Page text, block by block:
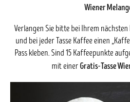
Wiener
Verlangen Sie bitte bei Ihrem nächsten
und bei jeder Tasse Kaffee einen
Pass kleben. Sind 15 Kaffeepunkte
mit einerGratis-Tasse